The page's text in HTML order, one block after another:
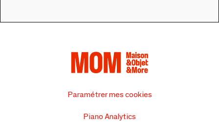
Paramétrer mes cookies
Piano Analytics